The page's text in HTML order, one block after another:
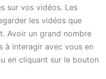
sur vos vidéos. Les
les vidéos que
Avoir un grand nombre
à interagir avec vous en
en cliquant sur le bouton